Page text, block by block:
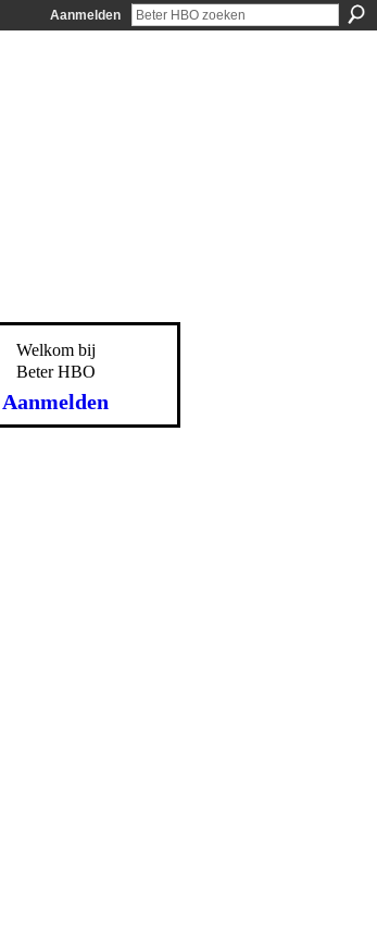
Aanmelden
Welkom bij
Beter HBO
Aanmelden